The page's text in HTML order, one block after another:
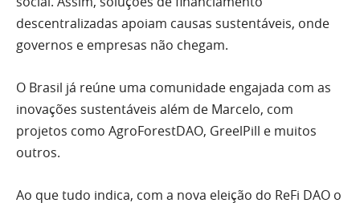
descentralizadas apoiam causas sustentáveis, onde
governos e empresas não chegam.
O Brasil já reúne uma comunidade engajada com as
inovações sustentáveis além de Marcelo, com
projetos como AgroForestDAO, GreelPill e muitos
outros.
Ao que tudo indica, com a nova eleição do ReFi DAO o